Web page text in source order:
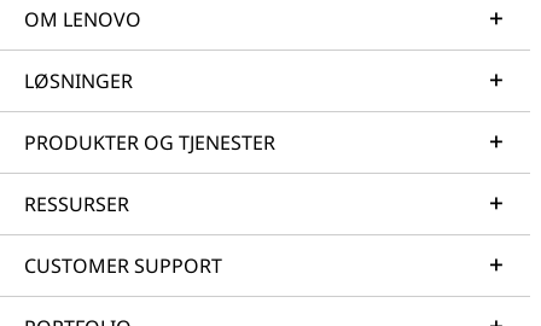
OM LENOVO
LØSNINGER
PRODUKTER OG TJENESTER
RESSURSER
CUSTOMER SUPPORT